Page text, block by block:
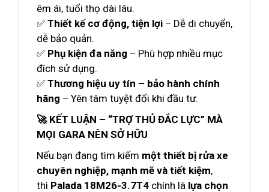
êm ái, tuổi thọ dài lâu.
✅ Thiết kế cơ động, tiện lợi – Dễ di chuyển,
dễ bảo quản.
✅ Phụ kiện đa năng – Phù hợp nhiều mục
đích sử dụng.
✅ Thương hiệu uy tín – bảo hành chính
hãng – Yên tâm tuyệt đối khi đầu tư.
🚀 KẾT LUẬN – “TRỢ THỦ ĐẮC LỰC” MÀ
MỌI GARA NÊN SỞ HỮU
Nếu bạn đang tìm kiếm một thiết bị rửa xe
chuyên nghiệp, mạnh mẽ và tiết kiệm,
thì Palada 18M26-3.7T4 chính là lựa chọn